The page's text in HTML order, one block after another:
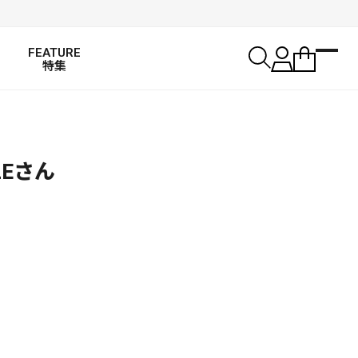
FEATURE
特集
さん